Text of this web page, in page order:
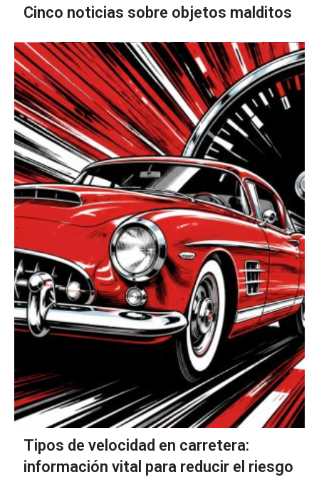
Cinco noticias sobre objetos malditos
Tipos de velocidad en carretera:
información vital para reducir el riesgo